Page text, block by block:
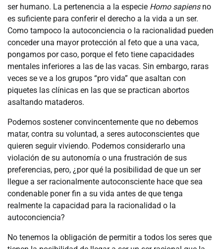
ser humano. La pertenencia a la especie Homo sapiensno
es suficiente para conferir el derecho a la vida a un ser.
Como tampoco la autoconciencia o la racionalidad pueden
conceder una mayor protección al feto que a una vaca,
pongamos por caso, porque el feto tiene capacidades
mentales inferiores a las de las vacas. Sin embargo, raras
veces se ve a los grupos “pro vida” que asaltan con
piquetes las clínicas en las que se practican abortos
asaltando mataderos.
Podemos sostener convincentemente que no debemos
matar, contra su voluntad, a seres autoconscientes que
quieren seguir viviendo. Podemos considerarlo una
violación de su autonomía o una frustración de sus
preferencias, pero, ¿por qué la posibilidad de que un ser
llegue a ser racionalmente autoconsciente hace que sea
condenable poner fin a su vida antes de que tenga
realmente la capacidad para la racionalidad o la
autoconciencia?
No tenemos la obligación de permitir a todos los seres que